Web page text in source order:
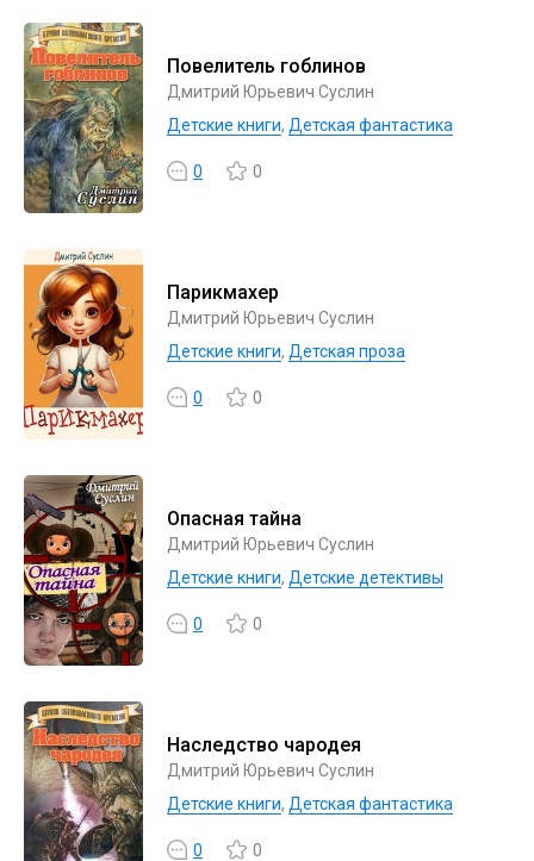
Повелитель гоблинов
Дмитрий Юрьевич Суслин
Детские книги, Детская фантастика
0 0
Парикмахер
Дмитрий Юрьевич Суслин
Детские книги, Детская проза
0 0
Опасная тайна
Дмитрий Юрьевич Суслин
Детские книги, Детские детективы
0 0
Наследство чародея
Дмитрий Юрьевич Суслин
Детские книги, Детская фантастика
0 0